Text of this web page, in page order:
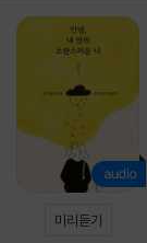
미리듣기